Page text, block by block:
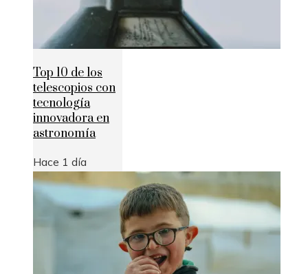
Top 10 de los
telescopios con
tecnología
innovadora en
astronomía
Hace 1 día